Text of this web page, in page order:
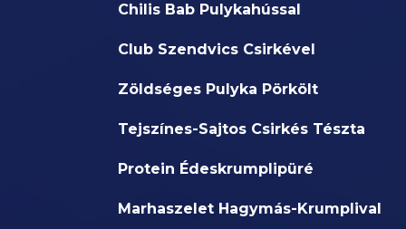
Chilis Bab Pulykahússal
Club Szendvics Csirkével
Zöldséges Pulyka Pörkölt
Tejszínes-Sajtos Csirkés Tészta
Protein Édeskrumplipüré
Marhaszelet Hagymás-Krumplival